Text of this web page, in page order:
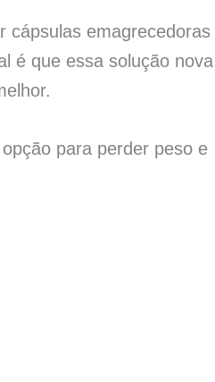
cápsulas emagrecedoras
é que essa solução nova
para perder peso e